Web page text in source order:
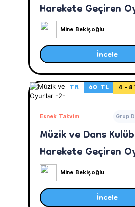
Harekete Geçiren
Mine Bekişoğlu
İncele
TR
60 TL 4 - 8
Esnek Takvim Grup
Müzik ve Dans
Harekete Geçiren
-2- Mine Bekişoğlu
İncele